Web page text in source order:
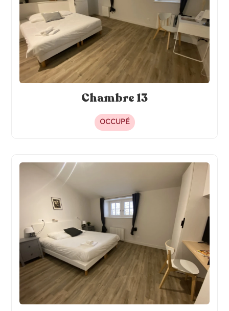
Chambre 13
OCCUPÉ